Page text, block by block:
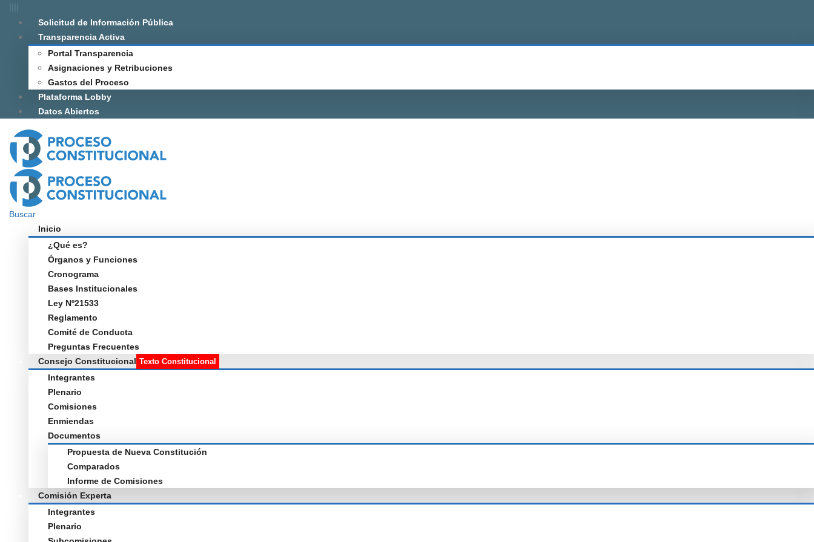
Solicitud de Información Pública
Transparencia Activa
Portal Transparencia
Asignaciones y Retribuciones
Gastos del Proceso
Plataforma Lobby
Datos Abiertos
Buscar
Inicio
¿Qué es?
Órganos y Funciones
Cronograma
Bases Institucionales
Ley Nº21533
Reglamento
Comité de Conducta
Preguntas Frecuentes
Consejo Constitucional Texto Constitucional
Integrantes
Plenario
Comisiones
Enmiendas
Documentos
Propuesta de Nueva Constitución
Comparados
Informe de Comisiones
Comisión Experta
Integrantes
Plenario